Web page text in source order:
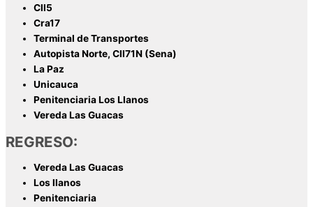
Cll5
Cra17
Terminal de Transportes
Autopista Norte, Cll71N (Sena)
La Paz
Unicauca
Penitenciaria Los Llanos
Vereda Las Guacas
REGRESO:
Vereda Las Guacas
Los llanos
Penitenciaria